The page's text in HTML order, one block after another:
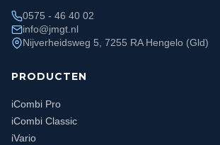
0575 - 46 40 02
info@jmgt.nl
Nijverheidsweg 5, 7255 RA Hengelo (Gld)
PRODUCTEN
iCombi Pro
iCombi Classic
iVario